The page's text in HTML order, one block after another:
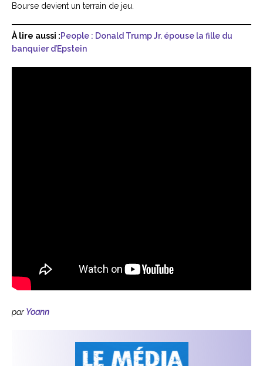
Bourse devient un terrain de jeu.
À lire aussi :People : Donald Trump Jr. épouse la fille du
banquier d’Epstein
par Yoann